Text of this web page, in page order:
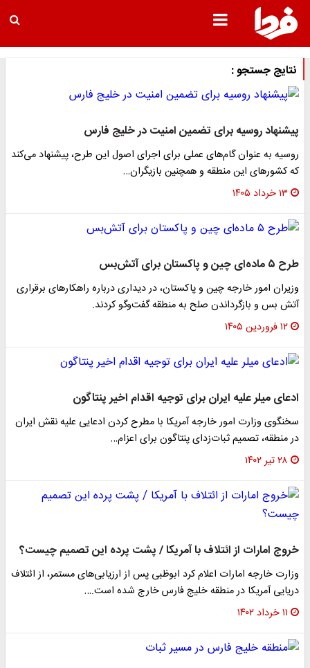
نتایج جستجو :
پیشنهاد روسیه برای تضمین امنیت در خلیج فارس
روسیه به عنوان گام‌های عملی برای اجرای اصول این طرح، پیشنهاد می‌کند
که کشورهای این منطقه و همچنین بازیگران…
۱۳ خرداد ۱۴۰۵
طرح ۵ ماده‌ای چین و پاکستان برای آتش‌بس
وزیران امور خارجه چین و پاکستان، در دیداری درباره راهکارهای برقراری
آتش بس و بازگرداندن صلح به منطقه گفت‌وگو کردند.
۱۲ فروردین ۱۴۰۵
ادعای میلر علیه ایران برای توجیه اقدام اخیر پنتاگون
سخنگوی وزارت امور خارجه آمریکا با مطرح کردن ادعایی علیه نقش ایران
در منطقه، تصمیم ثبات‌زدای پنتاگون برای اعزام…
۲۸ تیر ۱۴۰۲
خروج امارات از ائتلاف با آمریکا / پشت پرده این تصمیم چیست؟
وزارت خارجه امارات اعلام کرد ابوظبی پس از ارزیابی‌های مستمر، از ائتلاف
دریایی آمریکا در منطقه خلیج فارس خارج شده است.…
۱۱ خرداد ۱۴۰۲